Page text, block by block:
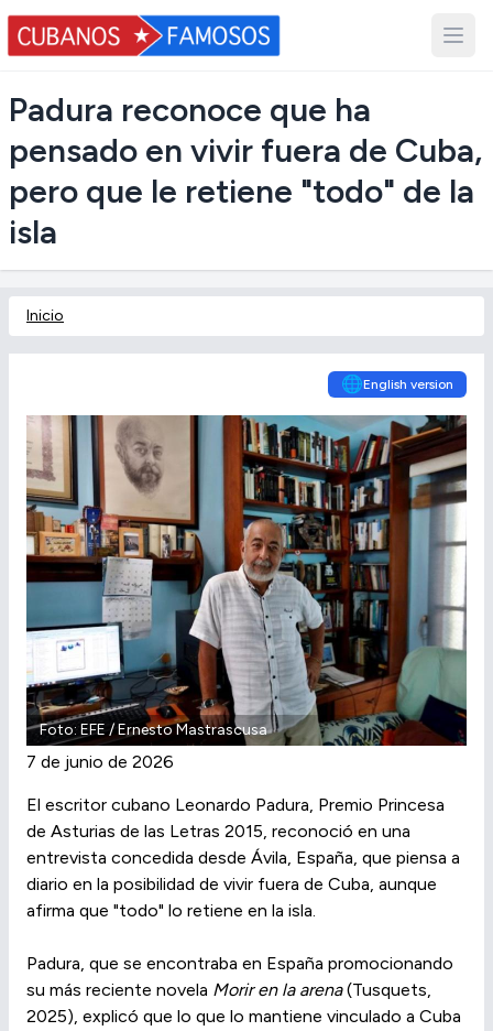
Padura reconoce que ha
pensado en vivir fuera de Cuba,
pero que le retiene "todo" de la
isla
Inicio
🌐English version
Foto: EFE / Ernesto Mastrascusa
7 de junio de 2026
El escritor cubano Leonardo Padura, Premio Princesa
de Asturias de las Letras 2015, reconoció en una
entrevista concedida desde Ávila, España, que piensa a
diario en la posibilidad de vivir fuera de Cuba, aunque
afirma que "todo" lo retiene en la isla.
Padura, que se encontraba en España promocionando
su más reciente novela Morir en la arena(Tusquets,
2025), explicó que lo que lo mantiene vinculado a Cuba